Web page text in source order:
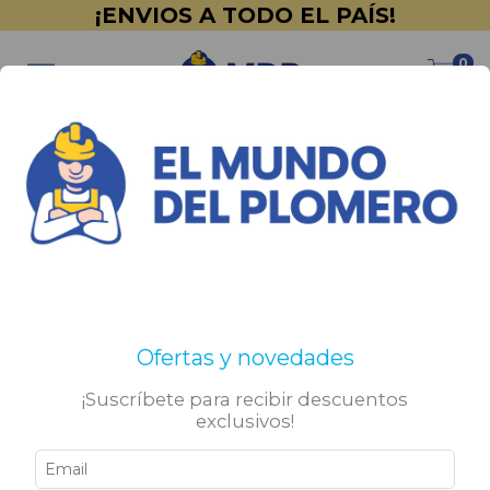
¡ENVIOS A TODO EL PAÍS!
0
Ofertas y novedades
¡Suscríbete para recibir descuentos
exclusivos!